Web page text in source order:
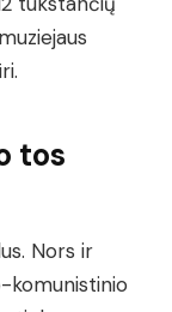
tos
Nors ir
komunistinio